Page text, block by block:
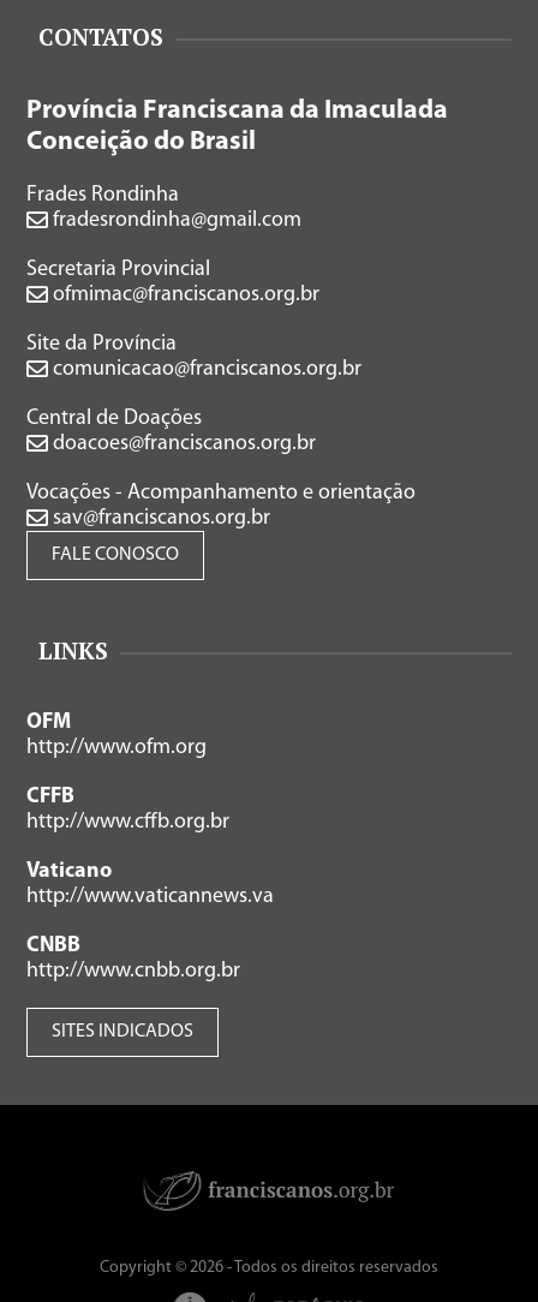
CONTATOS
Província Franciscana da Imaculada
Conceição do Brasil
Frades Rondinha
fradesrondinha@gmail.com
Secretaria Provincial
ofmimac@franciscanos.org.br
Site da Província
comunicacao@franciscanos.org.br
Central de Doações
doacoes@franciscanos.org.br
Vocações - Acompanhamento e orientação
sav@franciscanos.org.br
FALE CONOSCO
LINKS
OFM
http://www.ofm.org
CFFB
http://www.cffb.org.br
Vaticano
http://www.vaticannews.va
CNBB
http://www.cnbb.org.br
SITES INDICADOS
Copyright © 2026 - Todos os direitos reservados